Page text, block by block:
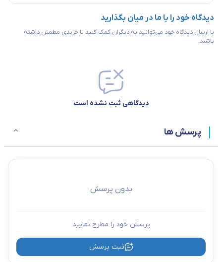
دیدگاه خود را با ما در میان بگذارید
با ارسال دیدگاه خود می‌توانید به دیگران کمک کنید تا خریدی مطمئن داشته
باشند.
دیدگاهی ثبت نشده است
پرسش ها
بدون پرسش
پرسش خود را مطرح نمایید
ثبت پرسش